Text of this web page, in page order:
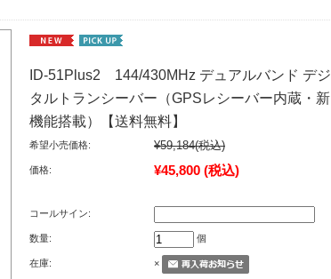
ID-51Plus2 144/430MHz デュアルバンド デジ
タルトランシーバー（GPSレシーバー内蔵・新
機能搭載）【送料無料】
希望小売価格: ¥59,184(税込)
価格: ¥45,800 (税込)
コールサイン:
数量: 個
在庫: ×